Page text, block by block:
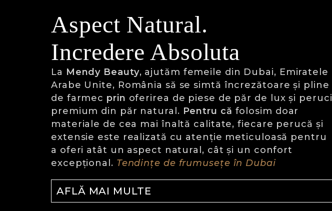
Aspect Natural.
Incredere Absoluta
La Mendy Beauty, ajutăm femeile din Dubai, Emiratele
Arabe Unite, România să se simtă încrezătoare și pline
de farmec prin oferirea de piese de păr de lux și peruci
premium din păr natural. Pentru că folosim doar
materiale de cea mai înaltă calitate, fiecare perucă și
extensie este realizată cu atenție meticuloasă pentru
a oferi atât un aspect natural, cât și un confort
excepțional. Tendințe de frumusețe în Dubai
AFLĂ MAI MULTE